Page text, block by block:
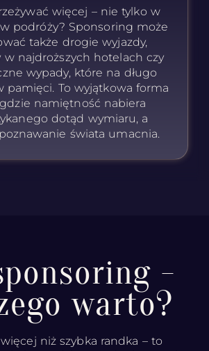
więcej – nie tylko w
w podróży? Sponsoring może
także drogie wyjazdy,
w najdroższych hotelach czy
wypady, które na długo
pamięci. To wyjątkowa forma
namiętność nabiera
dotąd wymiaru, a
świata umacnia.
-
warto?
niż szybka randka – to